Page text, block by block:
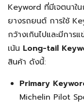
Keyword ที่มีเจตนาใ
ยางรถยนต์ การใช้
กว้างเกินไปและมีกา
เน้น Long-tail
สินค้า ดังนี้:
Primary
Michelin Pilot